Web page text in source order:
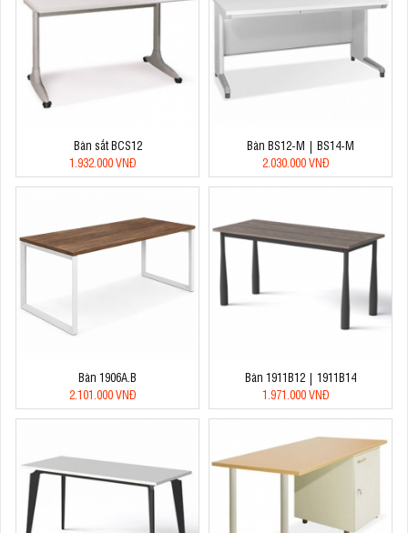
Bàn sắt BCS12
1.932.000 VNĐ
Bàn BS12-M | BS14-M
2.030.000 VNĐ
Bàn 1906A.B
2.101.000 VNĐ
Bàn 1911B12 | 1911B14
1.971.000 VNĐ